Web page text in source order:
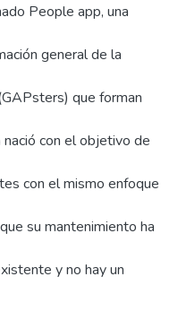
People app, una
general de la
que forman
con el objetivo de
con el mismo enfoque
su mantenimiento ha
y no hay un